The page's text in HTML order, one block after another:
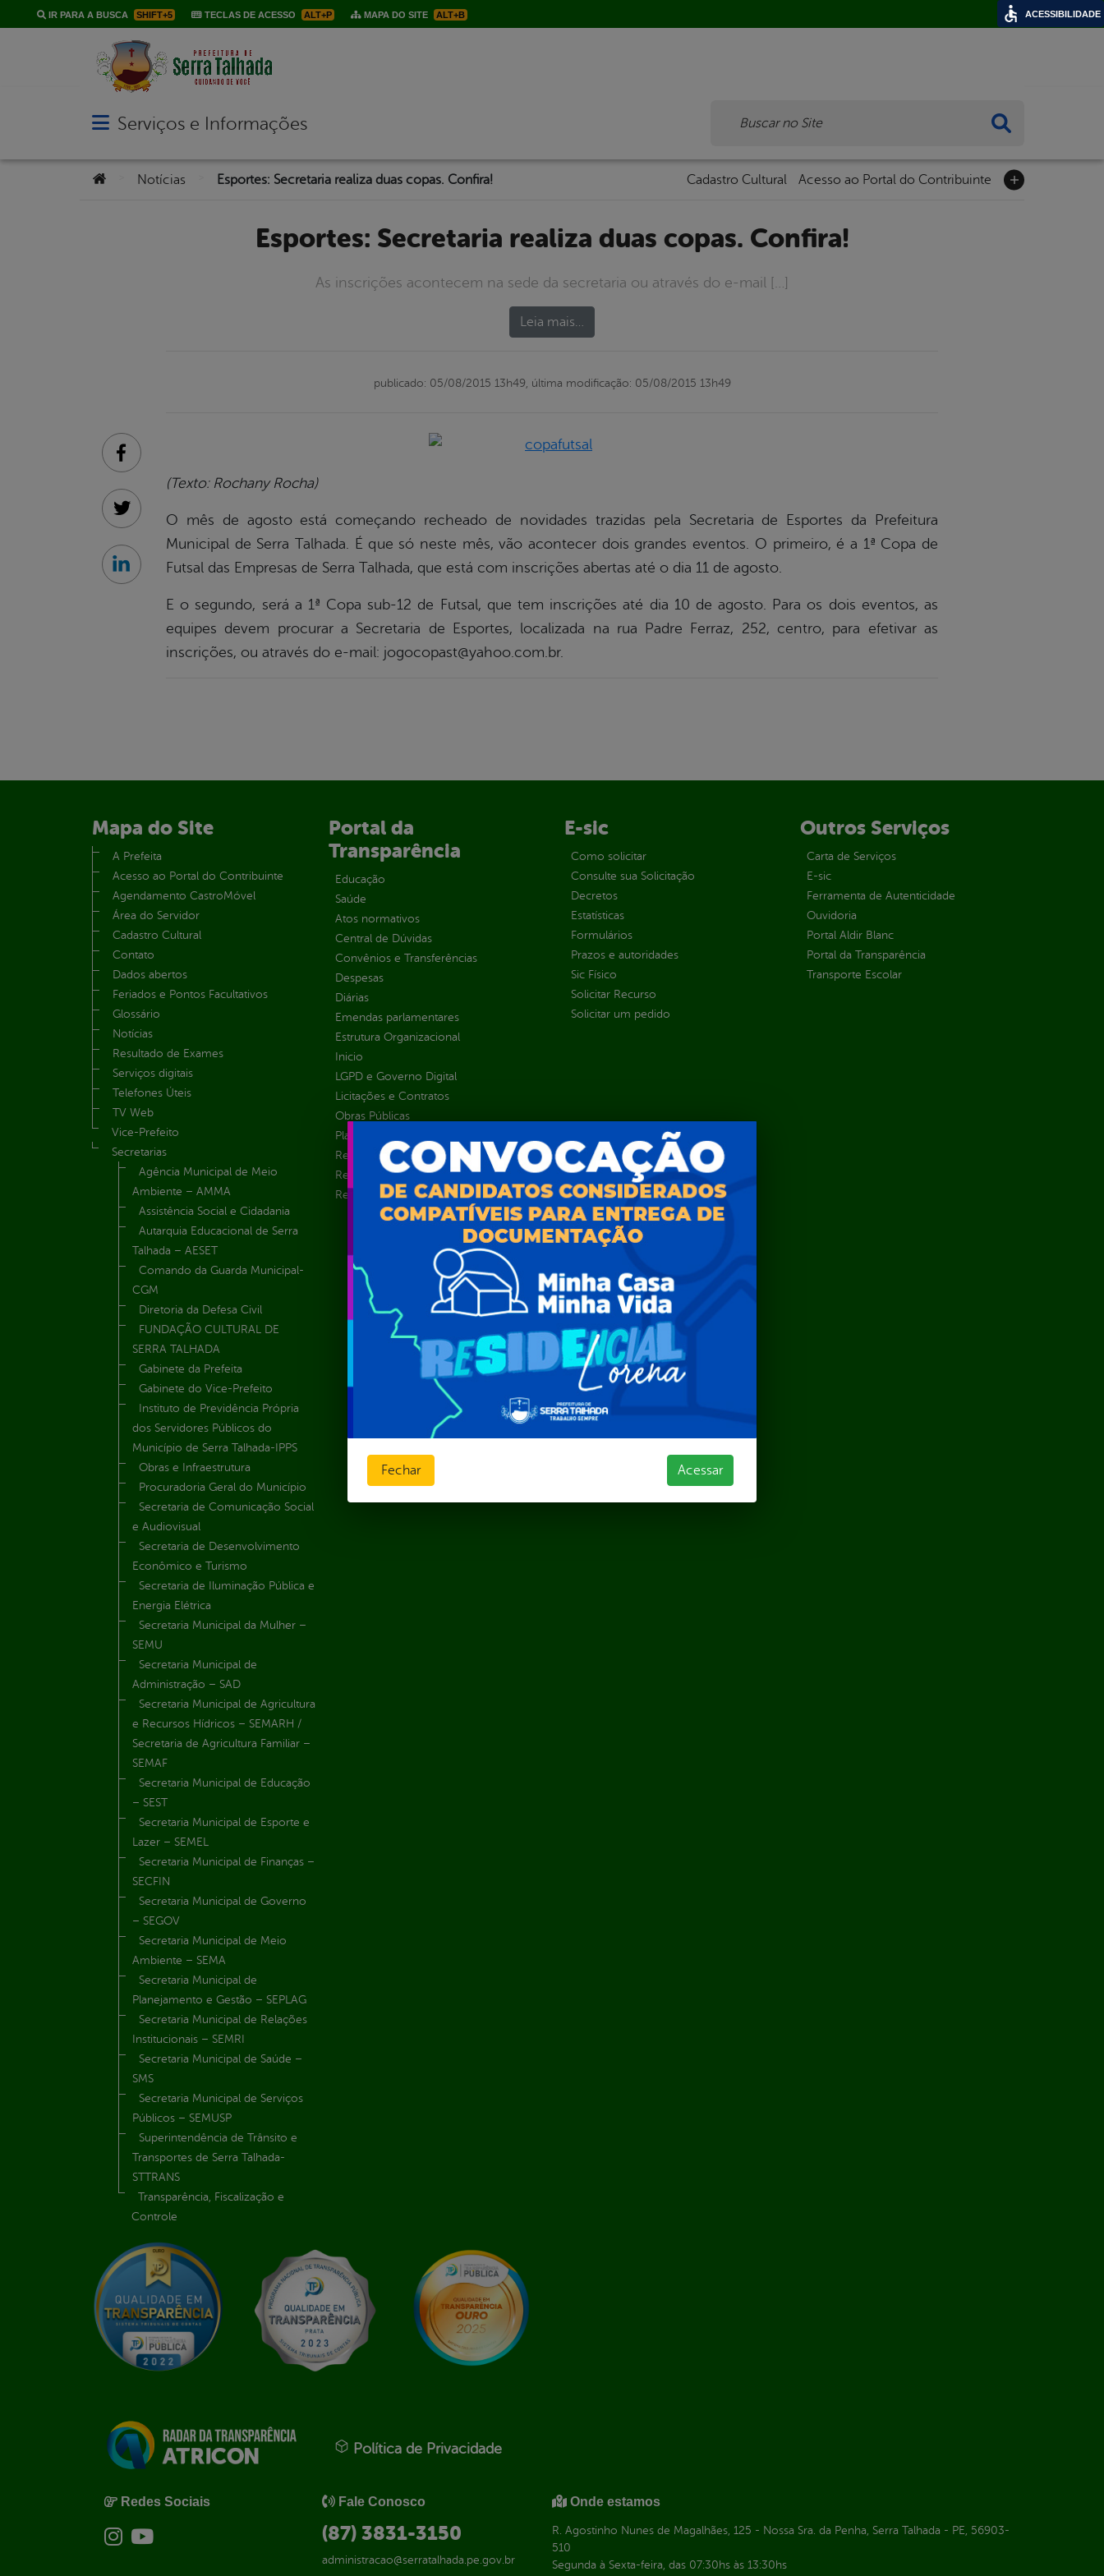
IR PARA A BUSCA SHIFT+5 TECLAS DE ACESSO ALT+P MAPA DO SITE ALT+B
Abrir menu principal de navegação
Serviços e Informações
Você está aqui:
Notícias Esportes: Secretaria realiza duas copas. Confira! Cadastro Cultural Acesso ao Portal do Contribuinte
Esportes: Secretaria realiza duas copas. Confira!
As inscrições acontecem na sede da secretaria ou através do e-mail […]
Leia mais…
publicado: 05/08/2015 13h49, última modificação: 05/08/2015 13h49
(Texto: Rochany Rocha)
O mês de agosto está começando recheado de novidades trazidas pela Secretaria de Esportes da Prefeitura
Municipal de Serra Talhada. É que só neste mês, vão acontecer dois grandes eventos. O primeiro, é a 1ª Copa de
Futsal das Empresas de Serra Talhada, que está com inscrições abertas até o dia 11 de agosto.
E o segundo, será a 1ª Copa sub-12 de Futsal, que tem inscrições até dia 10 de agosto. Para os dois eventos, as
equipes devem procurar a Secretaria de Esportes, localizada na rua Padre Ferraz, 252, centro, para efetivar as
inscrições, ou através do e-mail: jogocopast@yahoo.com.br.
Facebook
Twitter
Linkedin
Mapa do Site
A Prefeita
Acesso ao Portal do Contribuinte
Agendamento CastroMóvel
Área do Servidor
Cadastro Cultural
Contato
Dados abertos
Feriados e Pontos Facultativos
Glossário
Notícias
Resultado de Exames
Serviços digitais
Telefones Úteis
TV Web
Vice-Prefeito
Secretarias
Agência Municipal de Meio
Ambiente – AMMA
Assistência Social e Cidadania
Autarquia Educacional de Serra
Talhada – AESET
Comando da Guarda Municipal-
CGM
Diretoria da Defesa Civil
FUNDAÇÃO CULTURAL DE
SERRA TALHADA
Gabinete da Prefeita
Gabinete do Vice-Prefeito
Instituto de Previdência Própria
dos Servidores Públicos do
Município de Serra Talhada-IPPS
Obras e Infraestrutura
Procuradoria Geral do Município
Secretaria de Comunicação Social
e Audiovisual
Secretaria de Desenvolvimento
Econômico e Turismo
Secretaria de Iluminação Pública e
Energia Elétrica
Secretaria Municipal da Mulher –
SEMU
Secretaria Municipal de
Administração – SAD
Secretaria Municipal de Agricultura
e Recursos Hídricos – SEMARH /
Secretaria de Agricultura Familiar –
SEMAF
Secretaria Municipal de Educação
– SEST
Secretaria Municipal de Esporte e
Lazer – SEMEL
Secretaria Municipal de Finanças –
SECFIN
Secretaria Municipal de Governo
– SEGOV
Secretaria Municipal de Meio
Ambiente – SEMA
Secretaria Municipal de
Planejamento e Gestão – SEPLAG
Secretaria Municipal de Relações
Institucionais – SEMRI
Secretaria Municipal de Saúde –
SMS
Secretaria Municipal de Serviços
Públicos – SEMUSP
Superintendência de Trânsito e
Transportes de Serra Talhada-
STTRANS
Transparência, Fiscalização e
Controle
Portal da
Transparência
Educação
Saúde
Atos normativos
Central de Dúvidas
Convênios e Transferências
Despesas
Diárias
Emendas parlamentares
Estrutura Organizacional
Inicio
LGPD e Governo Digital
Licitações e Contratos
Obras Públicas
Planejamento e Prestação de Contas
Receitas
Recursos Humanos
Renúncias de Receitas
E-sic
Como solicitar
Consulte sua Solicitação
Decretos
Estatísticas
Formulários
Prazos e autoridades
Sic Físico
Solicitar Recurso
Solicitar um pedido
Outros Serviços
Carta de Serviços
E-sic
Ferramenta de Autenticidade
Ouvidoria
Portal Aldir Blanc
Portal da Transparência
Transporte Escolar
Política de Privacidade
Redes Sociais Fale Conosco
(87) 3831-3150
administracao@serratalhada.pe.gov.br
Onde estamos
R. Agostinho Nunes de Magalhães, 125 - Nossa Sra. da Penha, Serra Talhada - PE, 56903-
510
Segunda à Sexta-feira, das 07:30hs às 13:30hs
Fechar Acessar
ACESSIBILIDADE